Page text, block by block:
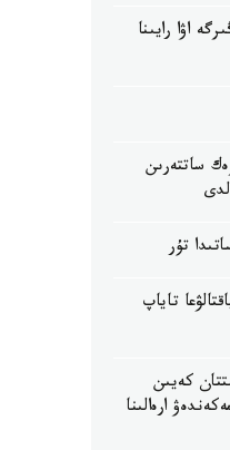
بۇرشاق، داۋىل: 16 وڭىرگە اۋا رايىنا
ساتتەرىن
تۇر
تاياپ
ۋاقىتتان كەيىن
ارەالىنا